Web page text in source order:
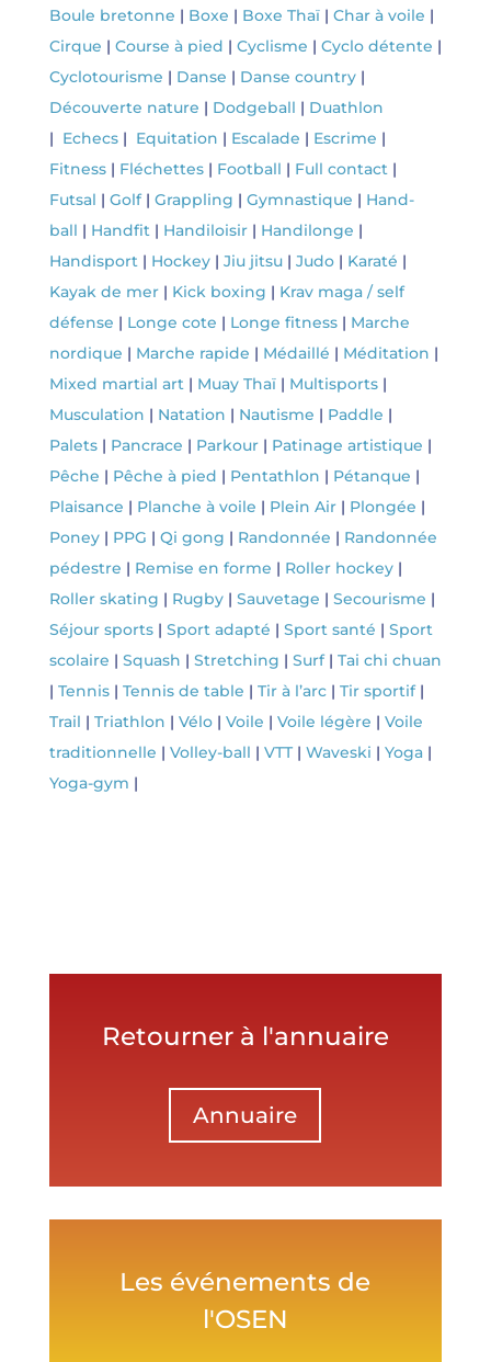
Boule bretonne | Boxe | Boxe Thaï| Char à voile |
Cirque | Course à pied | Cyclisme | Cyclo détente |
Cyclotourisme | Danse | Danse country|
Découverte nature | Dodgeball | Duathlon
| Echecs| Equitation | Escalade | Escrime |
Fitness| Fléchettes| Football | Full contact|
Futsal | Golf| Grappling | Gymnastique | Hand-
ball | Handfit| Handiloisir| Handilonge |
Handisport| Hockey| Jiu jitsu| Judo| Karaté |
Kayak de mer| Kick boxing | Krav maga / self
défense | Longe cote | Longe fitness| Marche
nordique | Marche rapide | Médaillé | Méditation |
Mixed martial art| Muay Thaï| Multisports|
Musculation | Natation | Nautisme | Paddle |
Palets| Pancrace | Parkour| Patinage artistique |
Pêche | Pêche à pied | Pentathlon | Pétanque |
Plaisance | Planche à voile | Plein Air| Plongée |
Poney| PPG | Qi gong | Randonnée | Randonnée
pédestre | Remise en forme | Roller hockey|
Roller skating | Rugby| Sauvetage | Secourisme |
Séjour sports| Sport adapté | Sport santé | Sport
scolaire | Squash | Stretching | Surf| Tai chi chuan
| Tennis| Tennis de table | Tir à l’arc| Tir sportif|
Trail | Triathlon | Vélo| Voile | Voile légère | Voile
traditionnelle | Volley-ball | VTT| Waveski | Yoga|
Yoga-gym |
Retourner à l'annuaire
Annuaire
Les événements de
l'OSEN